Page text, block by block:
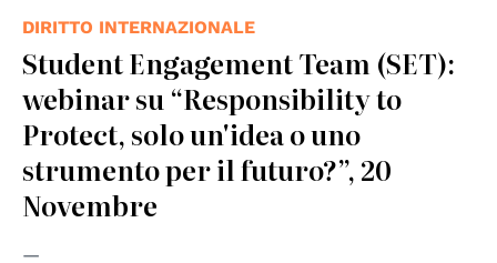
DIRITTO INTERNAZIONALE
Student Engagement Team (SET):
webinar su “Responsibility to
Protect, solo un'idea o uno
strumento per il futuro?”, 20
Novembre